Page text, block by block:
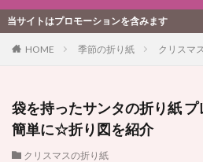
ョンを含みます
HOME 季節の折り紙 クリスマ
袋を持ったサンタの折り紙
簡単に☆折り図を紹介
クリスマスの折り紙